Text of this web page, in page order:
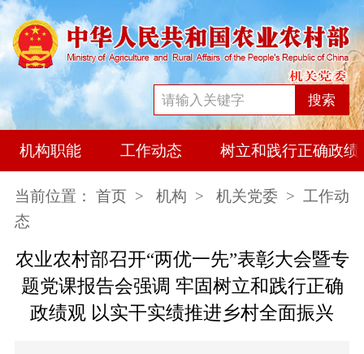
搜索
机构职能 工作动态 树立和践行正确政
当前位置： 首页 > 机构 > 机关党委> 工作动
态
农业农村部召开“两优一先”表彰大会暨专
题党课报告会强调 牢固树立和践行正确
政绩观 以实干实绩推进乡村全面振兴